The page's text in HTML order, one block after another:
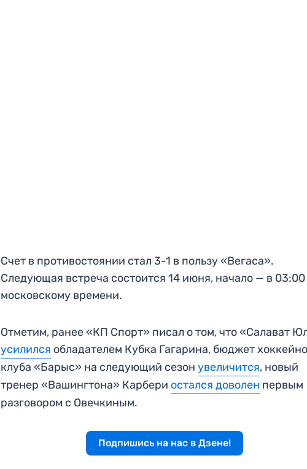
Счет в противостоянии стал 3-1 в пользу «Вегаса».
Следующая встреча состоится 14 июня, начало — в
московскому времени.
Отметим, ранее «КП Спорт» писал о том, что «Салават
усилился обладателем Кубка Гагарина, бюджет
клуба «Барыс» на следующий сезонувеличится, новый
тренер «Вашингтона» Карбери остался доволен первым
разговором с Овечкиным.
Подпишись на нас в Дзене!